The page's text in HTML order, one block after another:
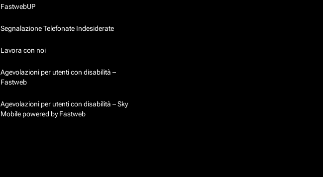
FastwebUP
Segnalazione Telefonate Indesiderate
Lavora con noi
Agevolazioni per utenti con disabilità –
Fastweb
Agevolazioni per utenti con disabilità – Sky
Mobile powered by Fastweb